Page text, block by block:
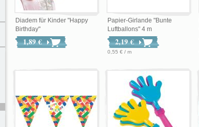
Diadem für Kinder "Happy
Birthday"
1,89 €
Papier-Girlande "Bunte
Luftballons" 4 m
2,19 €
0,55 € / m